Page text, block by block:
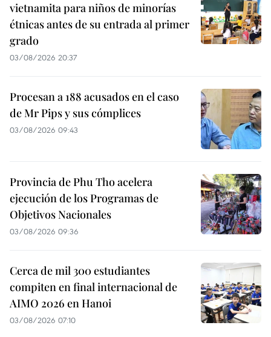
vietnamita para niños de minorías
étnicas antes de su entrada al primer
grado
03/08/2026 20:37
Procesan a 188 acusados en el caso
de Mr Pips y sus cómplices
03/08/2026 09:43
Provincia de Phu Tho acelera
ejecución de los Programas de
Objetivos Nacionales
03/08/2026 09:36
Cerca de mil 300 estudiantes
compiten en final internacional de
AIMO 2026 en Hanoi
03/08/2026 07:10